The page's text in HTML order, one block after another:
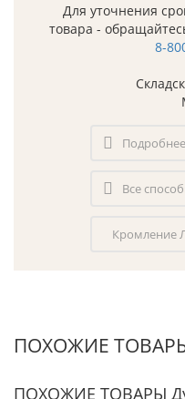
Для уточнения
товара -
8-
Все
Кромление
ПОХОЖИЕ
ПОХОЖИЕ ТОВАРЫ